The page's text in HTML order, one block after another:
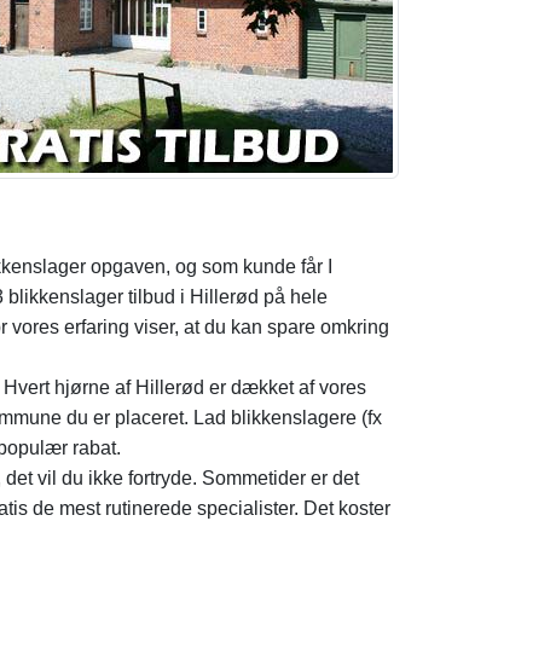
opgaven, og som kunde får I
blikkenslager tilbud i Hillerød på hele
erfaring viser, at du kan spare omkring
hjørne af Hillerød er dækket af vores
du er placeret. Lad blikkenslagere (fx
rabat.
vil du ikke fortryde. Sommetider er det
de mest rutinerede specialister. Det koster